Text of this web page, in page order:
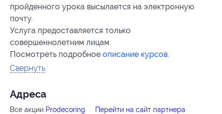
пройденного урока высылается на электронную
почту.
Услуга предоставляется только
совершеннолетним лицам.
Посмотреть подробное описание курсов.
Свернуть
Адресa
Все акции Prodecoring
Перейти на сайт партнера